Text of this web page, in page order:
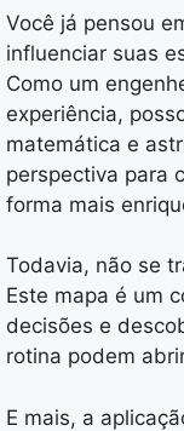
Você já pensou
influenciar suas
Como um
experiência,
matemática e
perspectiva para
forma mais
Todavia, não se
Este mapa é um
decisões e
rotina podem
E mais, a